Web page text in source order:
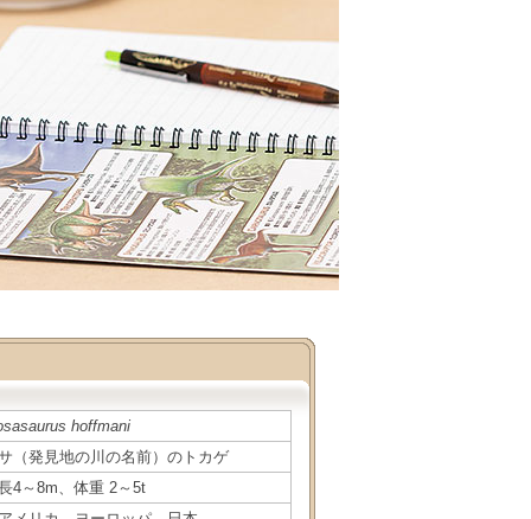
hoffmani
（発見地の川の名前）のトカゲ
4～8m、体重 2～5t